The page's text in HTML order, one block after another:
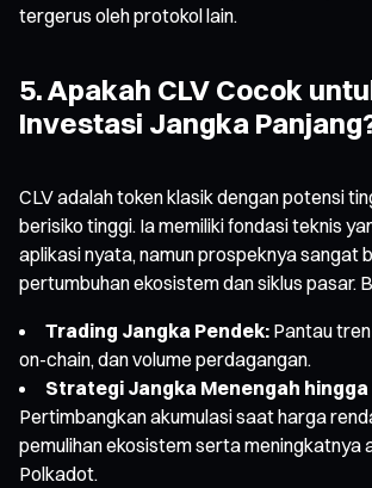
tergerus oleh protokol lain.
5. Apakah CLV Cocok
Investasi Jangka
CLV adalah token klasik dengan potensi
berisiko tinggi. Ia memiliki fondasi teknis
aplikasi nyata, namun prospeknya sangat
pertumbuhan ekosistem dan siklus pasar.
Trading Jangka Pendek: Pantau
on-chain, dan volume perdagangan.
Strategi Jangka Menengah hingga
Pertimbangkan akumulasi saat harga
pemulihan ekosistem serta meningkatnya
Polkadot.